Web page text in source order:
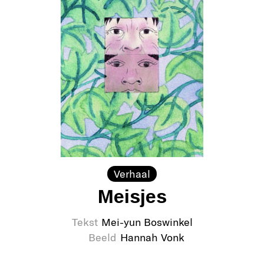
Verhaal
Meisjes
Tekst Mei-yun Boswinkel
Beeld Hannah Vonk